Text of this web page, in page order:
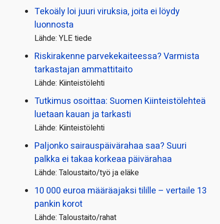
Tekoäly loi juuri viruksia, joita ei löydy
luonnosta
Lähde: YLE tiede
Riskirakenne parvekekaiteessa? Varmista
tarkastajan ammattitaito
Lähde: Kiinteistölehti
Tutkimus osoittaa: Suomen Kiinteistölehteä
luetaan kauan ja tarkasti
Lähde: Kiinteistölehti
Paljonko sairauspäivä­rahaa saa? Suuri
palkka ei takaa korkeaa päivärahaa
Lähde: Taloustaito/työ ja eläke
10 000 euroa määräajaksi tilille – vertaile 13
pankin korot
Lähde: Taloustaito/rahat